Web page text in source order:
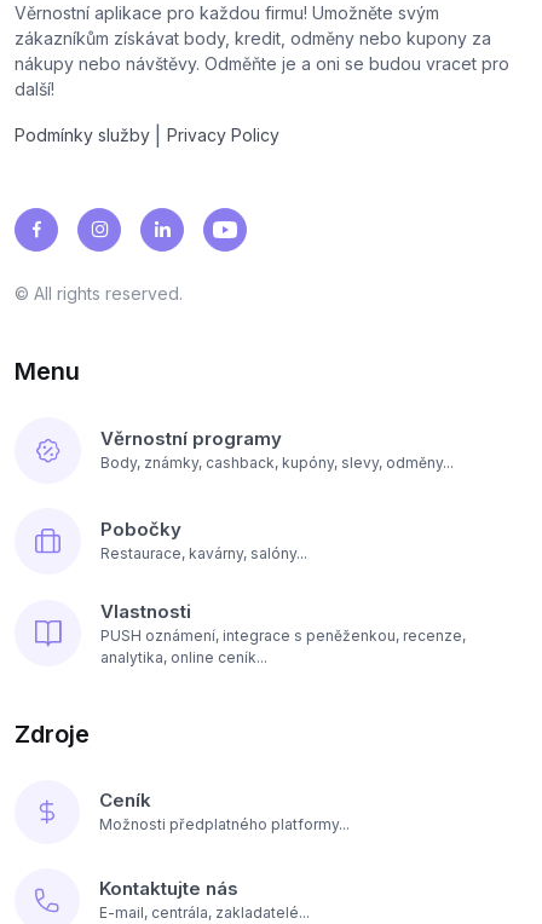
Věrnostní aplikace pro každou firmu! Umožněte svým
zákazníkům získávat body, kredit, odměny nebo kupony za
nákupy nebo návštěvy. Odměňte je a oni se budou vracet pro
další!
Podmínky služby Privacy Policy
© All rights reserved.
Menu
Věrnostní programy
Body, známky, cashback, kupóny, slevy, odměny...
Pobočky
Restaurace, kavárny, salóny...
Vlastnosti
PUSH oznámení, integrace s peněženkou, recenze,
analytika, online ceník...
Zdroje
Ceník
Možnosti předplatného platformy...
Kontaktujte nás
E-mail, centrála, zakladatelé...